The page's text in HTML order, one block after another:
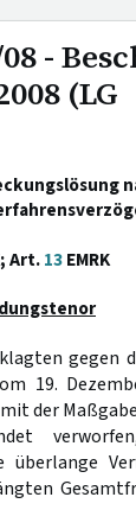
-
(LG
Art.13EMRK
gegen
19.
der